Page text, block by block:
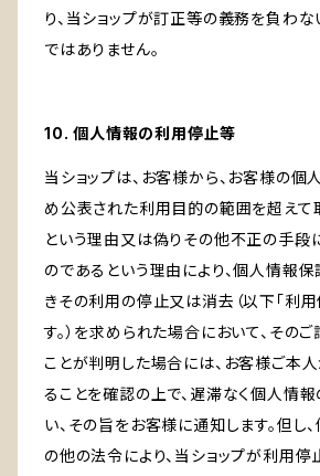
り、当ショップが訂正等の義務を負わな
ではありません。
10. 個人情報の利用停止等
当ショップは、お客様から、お客様の個
め公表された利用目的の範囲を超えて
という理由又は偽りその他不正の手段
のであるという理由により、個人情報
きその利用の停止又は消去（以下「利用
す。）を求められた場合において、その
ことが判明した場合には、お客様ご本
ることを確認の上で、遅滞なく個人情
い、その旨をお客様に通知します。但し
の他の法令により、当ショップが利用